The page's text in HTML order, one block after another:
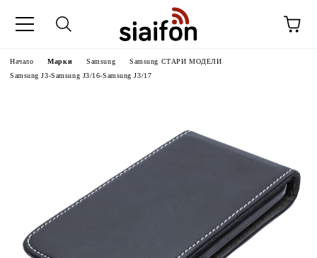
Начало Марки Samsung
Samsung СТАРИ МОДЕЛИ
Samsung J3-Samsung J3/16-Samsung J3/17